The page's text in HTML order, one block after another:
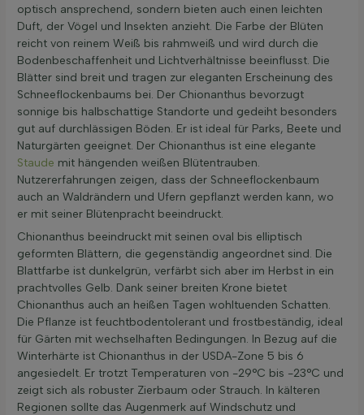
optisch ansprechend, sondern bieten auch einen leichten
Duft, der Vögel und Insekten anzieht. Die Farbe der Blüten
reicht von reinem Weiß bis rahmweiß und wird durch die
Bodenbeschaffenheit und Lichtverhältnisse beeinflusst. Die
Blätter sind breit und tragen zur eleganten Erscheinung des
Schneeflockenbaums bei. Der Chionanthus bevorzugt
sonnige bis halbschattige Standorte und gedeiht besonders
gut auf durchlässigen Böden. Er ist ideal für Parks, Beete und
Naturgärten geeignet. Der Chionanthus ist eine elegante
Staude mit hängenden weißen Blütentrauben.
Nutzererfahrungen zeigen, dass der Schneeflockenbaum
auch an Waldrändern und Ufern gepflanzt werden kann, wo
er mit seiner Blütenpracht beeindruckt.
Chionanthus beeindruckt mit seinen oval bis elliptisch
geformten Blättern, die gegenständig angeordnet sind. Die
Blattfarbe ist dunkelgrün, verfärbt sich aber im Herbst in ein
prachtvolles Gelb. Dank seiner breiten Krone bietet
Chionanthus auch an heißen Tagen wohltuenden Schatten.
Die Pflanze ist feuchtbodentolerant und frostbeständig, ideal
für Gärten mit wechselhaften Bedingungen. In Bezug auf die
Winterhärte ist Chionanthus in der USDA-Zone 5 bis 6
angesiedelt. Er trotzt Temperaturen von -29°C bis -23°C und
zeigt sich als robuster Zierbaum oder Strauch. In kälteren
Regionen sollte das Augenmerk auf Windschutz und